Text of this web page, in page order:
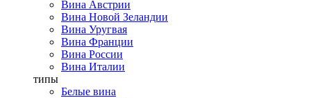
Вина Австрии
Вина Новой Зеландии
Вина Уругвая
Вина Франции
Вина России
Вина Италии
типы
Белые вина